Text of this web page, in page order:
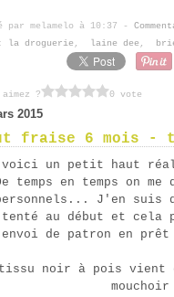
par melamelo à 10:37 -
la droguerie , laine dee ,
aimez ? 0 vote
2015
fraise 6 mois -
voici un petit haut
temps en temps on
J'en suis
tenté au début et cela
de patron en prêt
noir à pois